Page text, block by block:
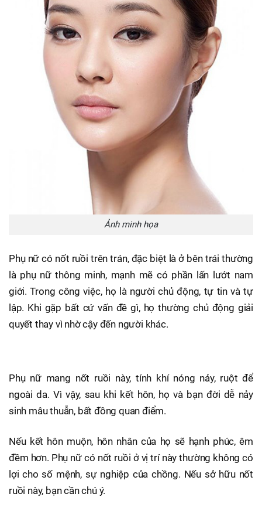
Ảnh minh họa
Phụ nữ có nốt ruồi trên trán, đặc biệt là ở bên trái thường
là phụ nữ thông minh, mạnh mẽ có phần lấn lướt nam
giới. Trong công việc, họ là người chủ động, tự tin và tự
lập. Khi gặp bất cứ vấn đề gì, họ thường chủ động giải
quyết thay vì nhờ cậy đến người khác.
Phụ nữ mang nốt ruồi này, tính khí nóng nảy, ruột để
ngoài da. Vì vậy, sau khi kết hôn, họ và bạn đời dễ nảy
sinh mâu thuẫn, bất đồng quan điểm.
Nếu kết hôn muộn, hôn nhân của họ sẽ hạnh phúc, êm
đềm hơn. Phụ nữ có nốt ruồi ở vị trí này thường không có
lợi cho số mệnh, sự nghiệp của chồng. Nếu sở hữu nốt
ruồi này, bạn cần chú ý.